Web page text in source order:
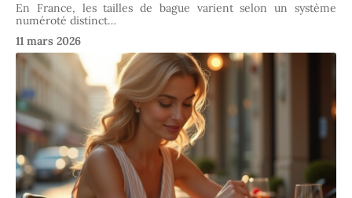
En France, les tailles de bague varient selon un système
numéroté distinct…
11 mars 2026